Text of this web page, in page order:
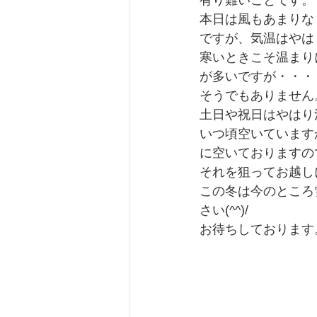
本日は風もあまり
ですが、気温はや
寒いときこそ温ま
が多いですが・・・
そうでもありません
土日や祝日はやは
いつ頃空いていま
に空いております
それを狙ってお越
この冬は今のとこ
さい(^^)/
お待ちしております